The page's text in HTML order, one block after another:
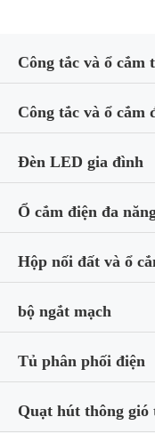
Công tắc và ổ cắm
Công tắc và ổ cắm
Đèn LED gia đình
Ổ cắm điện đa
Hộp nối đất và ổ
bộ ngắt mạch
Tủ phân phối điện
Quạt hút thông gió